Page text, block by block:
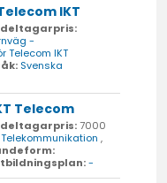
IKT
-
Telecom IKT
Svenska
Telecom
7000
,
-